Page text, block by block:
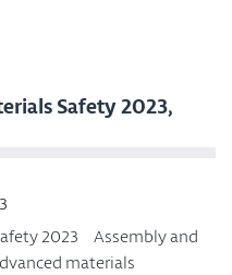
Safety 2023,
2023 Assembly and
materials